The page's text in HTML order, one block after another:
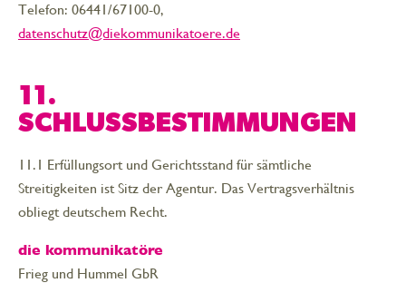
Telefon: 06441/67100-0,
datenschutz@diekommunikatoere.de
11.
SCHLUSSBESTIMMUNGEN
11.1 Erfüllungsort und Gerichtsstand für sämtliche
Streitigkeiten ist Sitz der Agentur. Das Vertragsverhältnis
obliegt deutschem Recht.
die kommunikatöre
Frieg und Hummel GbR